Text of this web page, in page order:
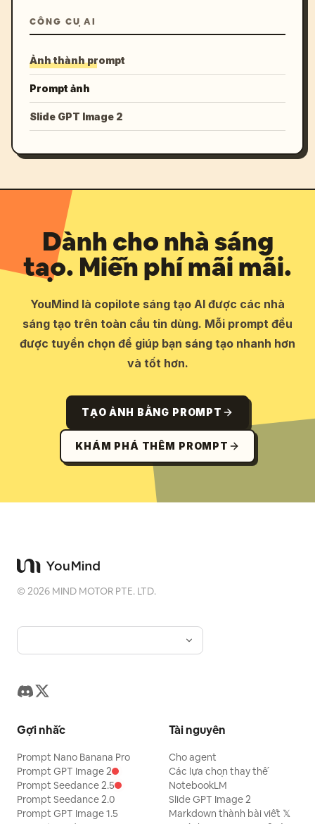
CÔNG CỤ AI
Ảnh thành prompt
Prompt ảnh
Slide GPT Image 2
Dành cho nhà sáng
tạo. Miễn phí mãi mãi.
YouMind là copilote sáng tạo AI được các nhà
sáng tạo trên toàn cầu tin dùng. Mỗi prompt đều
được tuyển chọn để giúp bạn sáng tạo nhanh hơn
và tốt hơn.
TẠO ẢNH BẰNG PROMPT
KHÁM PHÁ THÊM PROMPT
©2026 MIND MOTOR PTE. LTD.
Gợi nhắc
Prompt Nano Banana Pro
Prompt GPT Image 2
Prompt Seedance 2.5
Prompt Seedance 2.0
Prompt GPT Image 1.5
Tài nguyên
Cho agent
Các lựa chọn thay thế
NotebookLM
Slide GPT Image 2
Markdown thành bài viết 𝕏